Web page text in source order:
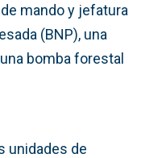
mando y jefatura
(BNP), una
bomba forestal
unidades de